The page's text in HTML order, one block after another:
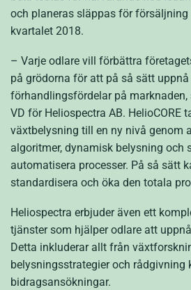
och planeras släppas för
kvartalet 2018.
– Varje odlare vill förbättra
på grödorna för att på så sätt
förhandlingsfördelar på marknaden,
VD för Heliospectra AB. HelioCORE
växtbelysning till en ny nivå genom
algoritmer, dynamisk belysning och
automatisera processer. På så sätt
standardisera och öka den totala
Heliospectra erbjuder även ett
tjänster som hjälper odlare att
Detta inkluderar allt från
belysningsstrategier och rådgivning
bidragsansökningar.